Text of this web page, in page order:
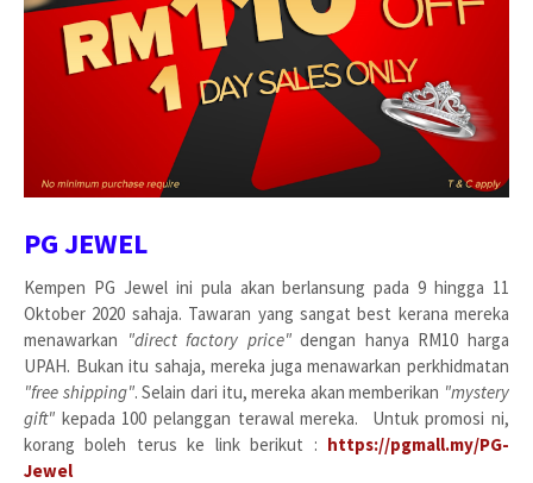
PG JEWEL
Kempen PG Jewel ini pula akan berlansung pada 9 hingga 11
Oktober 2020 sahaja. Tawaran yang sangat best kerana mereka
menawarkan "direct factory price"dengan hanya RM10 harga
UPAH. Bukan itu sahaja, mereka juga menawarkan perkhidmatan
"free shipping". Selain dari itu, mereka akan memberikan "mystery
gift" kepada 100 pelanggan terawal mereka. Untuk promosi ni,
korang boleh terus ke link berikut : https://pgmall.my/PG-
Jewel